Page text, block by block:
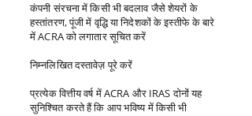
कंपनी संरचना में किसी भी बदलाव जैसे शेयरों के
हस्तांतरण, पूंजी में वृद्धि या निदेशकों के इस्तीफे के बारे
में ACRA को लगातार सूचित करें
निम्नलिखित दस्तावेज़ पूरे करें
प्रत्येक वित्तीय वर्ष में ACRA और IRAS दोनों यह
सुनिश्चित करते हैं कि आप भविष्य में किसी भी